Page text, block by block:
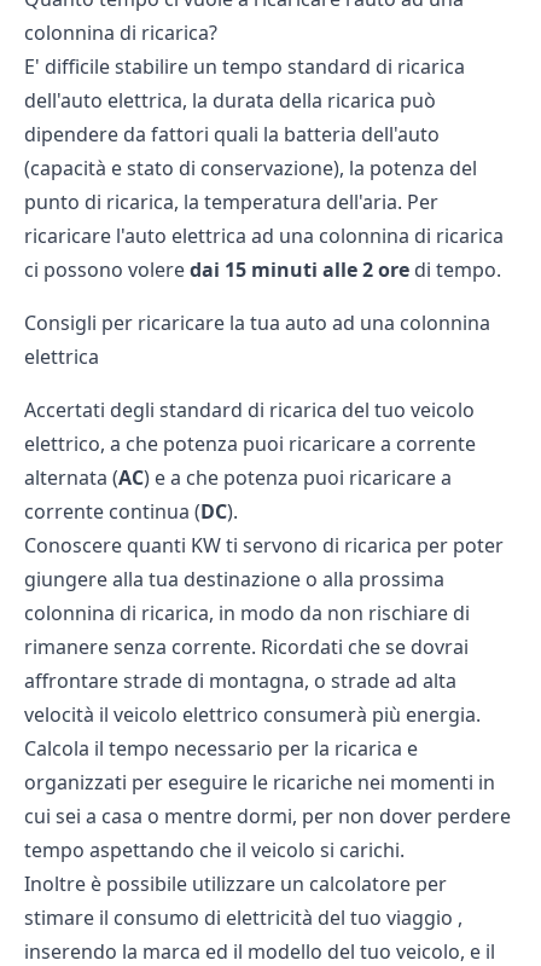
colonnina di ricarica?
E' difficile stabilire un tempo standard di ricarica
dell'auto elettrica, la durata della ricarica può
dipendere da fattori quali la batteria dell'auto
(capacità e stato di conservazione), la potenza del
punto di ricarica, la temperatura dell'aria. Per
ricaricare l'auto elettrica ad una colonnina di ricarica
ci possono voleredai 15 minuti alle 2 ore di tempo.
Consigli per ricaricare la tua auto ad una colonnina
elettrica
Accertati degli standard di ricarica del tuo veicolo
elettrico, a che potenza puoi ricaricare a corrente
alternata (AC) e a che potenza puoi ricaricare a
corrente continua (DC).
Conoscere quanti KW ti servono di ricarica per poter
giungere alla tua destinazione o alla prossima
colonnina di ricarica, in modo da non rischiare di
rimanere senza corrente. Ricordati che se dovrai
affrontare strade di montagna, o strade ad alta
velocità il veicolo elettrico consumerà più energia.
Calcola il tempo necessario per la ricarica e
organizzati per eseguire le ricariche nei momenti in
cui sei a casa o mentre dormi, per non dover perdere
tempo aspettando che il veicolo si carichi.
Inoltre è possibile utilizzare un calcolatore per
stimare il consumo di elettricità del tuo viaggio ,
inserendo la marca ed il modello del tuo veicolo, e il